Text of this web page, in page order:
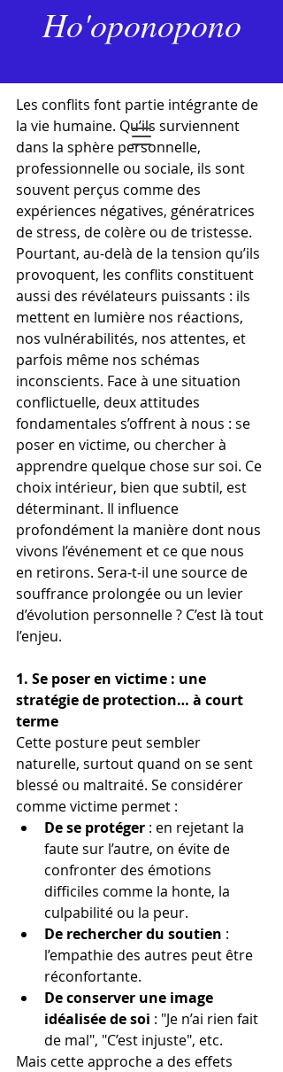
Ho'oponopono
Victime ou acteur de sa vie ?
Dernière mise à jour :
27 janv.
Les conflits font partie intégrante de
la vie humaine. Qu’ils surviennent
dans la sphère personnelle,
professionnelle ou sociale, ils sont
souvent perçus comme des
expériences négatives, génératrices
de stress, de colère ou de tristesse.
Pourtant, au-delà de la tension qu’ils
provoquent, les conflits constituent
aussi des révélateurs puissants : ils
mettent en lumière nos réactions,
nos vulnérabilités, nos attentes, et
parfois même nos schémas
inconscients. Face à une situation
conflictuelle, deux attitudes
fondamentales s’offrent à nous : se
poser en victime, ou chercher à
apprendre quelque chose sur soi. Ce
choix intérieur, bien que subtil, est
déterminant. Il influence
profondément la manière dont nous
vivons l’événement et ce que nous
en retirons. Sera-t-il une source de
souffrance prolongée ou un levier
d’évolution personnelle ? C’est là tout
l’enjeu.
1. Se poser en victime : une
stratégie de protection… à court
terme
Cette posture peut sembler
naturelle, surtout quand on se sent
blessé ou maltraité. Se considérer
comme victime permet :
De se protéger : en rejetant la
faute sur l’autre, on évite de
confronter des émotions
difficiles comme la honte, la
culpabilité ou la peur.
De rechercher du soutien :
l’empathie des autres peut être
réconfortante.
De conserver une image
idéalisée de soi : "Je n’ai rien fait
de mal", "C’est injuste", etc.
Mais cette approche a des effets